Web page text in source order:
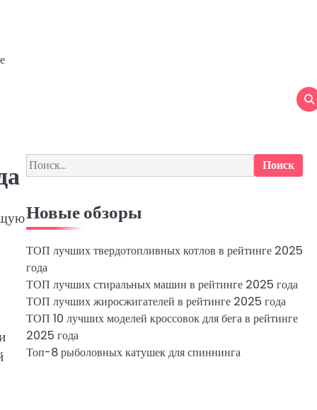
Найти:
Новые обзоры
ТОП лучших твердотопливных котлов в рейтинге 2025
года
ТОП лучших стиральных машин в рейтинге 2025 года
ТОП лучших жиросжигателей в рейтинге 2025 года
ТОП 10 лучших моделей кроссовок для бега в рейтинге
2025 года
Топ-8 рыболовных катушек для спиннинга